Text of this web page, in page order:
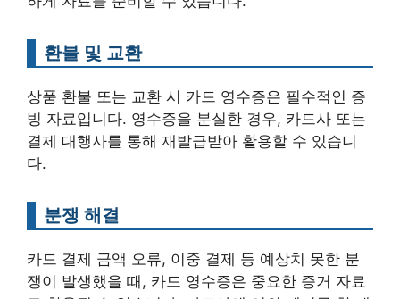
환불 및 교환
상품 환불 또는 교환 시 카드 영수증은 필수적인 증
빙 자료입니다. 영수증을 분실한 경우, 카드사 또는
결제 대행사를 통해 재발급받아 활용할 수 있습니
다.
분쟁 해결
카드 결제 금액 오류, 이중 결제 등 예상치 못한 분
쟁이 발생했을 때, 카드 영수증은 중요한 증거 자료